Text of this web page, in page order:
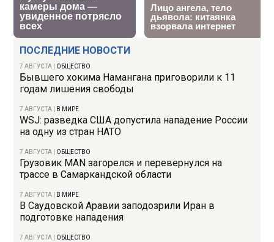
ПОСЛЕДНИЕ НОВОСТИ
7 АВГУСТА ОБЩЕСТВО
Бывшего хокима Намангана приговорили к 11
годам лишения свободы
7 АВГУСТА В МИРЕ
WSJ: разведка США допустила нападение России
на одну из стран НАТО
7 АВГУСТА ОБЩЕСТВО
Грузовик MAN загорелся и перевернулся на
трассе в Самаркандской области
7 АВГУСТА В МИРЕ
В Саудовской Аравии заподозрили Иран в
подготовке нападения
7 АВГУСТА ОБЩЕСТВО